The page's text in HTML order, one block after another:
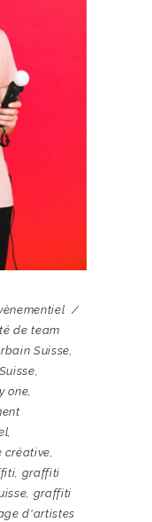
de team
Suisse,
,
one,
,
créative,
, graffiti
, graffiti
d'artistes